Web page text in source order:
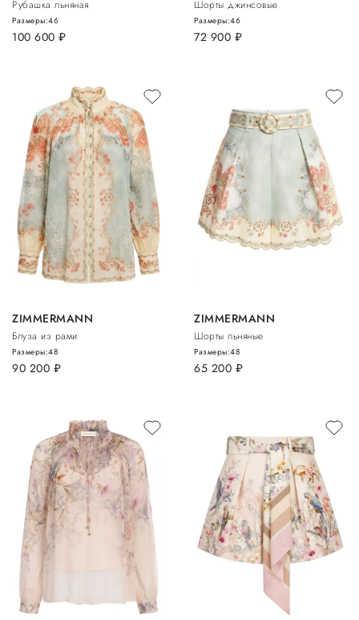
Рубашка льняная
100 600 руб.
Размеры:46
Шорты джинсовые
72 900 руб.
Размеры:46
ZIMMERMANN
Блуза из рами
90 200 руб.
Размеры:48
ZIMMERMANN
Шорты льняные
65 200 руб.
Размеры:48